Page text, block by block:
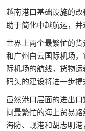
越南港口基础设施的
助于简化中越航运，并
世界上两个最繁忙的
和广州白云国际机场
际机场的航线，货物
码头的建设将进一步提
虽然港口层面的进出
间最繁忙的海上贸易
海防、岘港和胡志明